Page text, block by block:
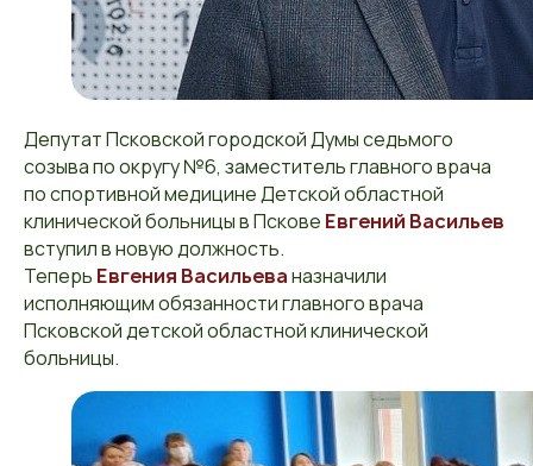
Депутат Псковской городской Думы седьмого
созыва по округу №6, заместитель главного врача
по спортивной медицине Детской областной
клинической больницы в Пскове Евгений Васильев
вступил в новую должность.
Теперь Евгения Васильеваназначили
исполняющим обязанности главного врача
Псковской детской областной клинической
больницы.